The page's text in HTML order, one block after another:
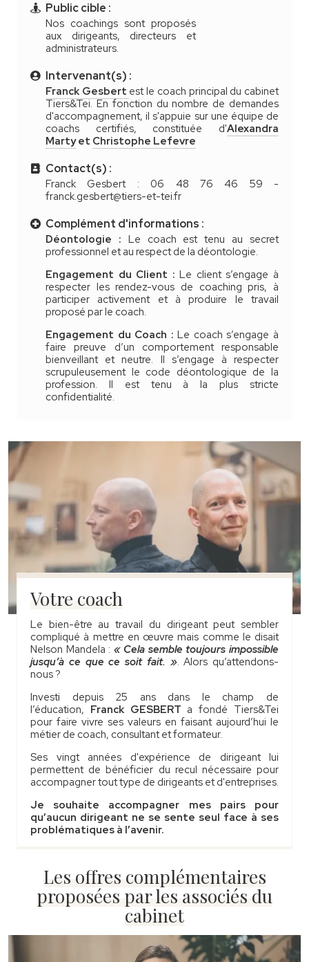
Public cible :
Nos coachings sont proposés
aux dirigeants, directeurs et
administrateurs.
Intervenant(s) :
Franck Gesbert est le coach principal du cabinet
Tiers&Tei. En fonction du nombre de demandes
d'accompagnement, il s'appuie sur une équipe de
coachs certifiés, constituée d'Alexandra
Martyet Christophe Lefevre
Contact(s) :
Franck Gesbert : 06 48 76 46 59 -
franck.gesbert@tiers-et-tei.fr
Complément d'informations :
Déontologie : Le coach est tenu au secret
professionnel et au respect de la déontologie.
Engagement du Client : Le client s’engage à
respecter les rendez-vous de coaching pris, à
participer activement et à produire le travail
proposé par le coach.
Engagement du Coach :Le coach s’engage à
faire preuve d’un comportement responsable
bienveillant et neutre. Il s’engage à respecter
scrupuleusement le code déontologique de la
profession. Il est tenu à la plus stricte
confidentialité.
Votre coach
Le bien-être au travail du dirigeant peut sembler
compliqué à mettre en œuvre mais comme le disait
Nelson Mandela : « Cela semble toujours impossible
jusqu’à ce que ce soit fait. ». Alors qu’attendons-
nous ?
Investi depuis 25 ans dans le champ de
l’éducation, Franck GESBERT a fondé Tiers&Tei
pour faire vivre ses valeurs en faisant aujourd’hui le
métier de coach, consultant et formateur.
Ses vingt années d'expérience de dirigeant lui
permettent de bénéficier du recul nécessaire pour
accompagner tout type de dirigeants et d'entreprises.
Je souhaite accompagner mes pairs pour
qu’aucun dirigeant ne se sente seul face à ses
problématiques à l’avenir.
Les offres complémentaires
proposées par les associés du
cabinet